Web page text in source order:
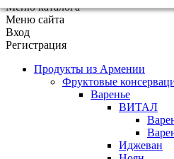
Меню каталога
Меню сайта
Вход
Регистрация
Продукты из Армении
Фруктовые
Варенье
ВИТАЛ
Иджеван